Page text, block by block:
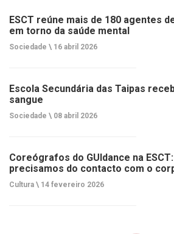
ESCT reúne mais de 180 agentes
em torno da saúde mental
Sociedade \ 16 abril 2026
Escola Secundária das Taipas
sangue
Sociedade \ 08 abril 2026
Coreógrafos do GUIdance na
precisamos do contacto com o
Cultura \ 14 fevereiro 2026